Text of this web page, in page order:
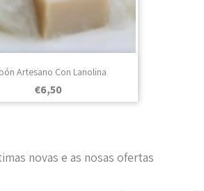
Artesano Con Lanolina
Prezo
€6,50
novas e as nosas ofertas